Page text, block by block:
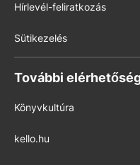
Hírlevél-feliratkozás
Sütikezelés
További
Könyvkultúra
kello.hu